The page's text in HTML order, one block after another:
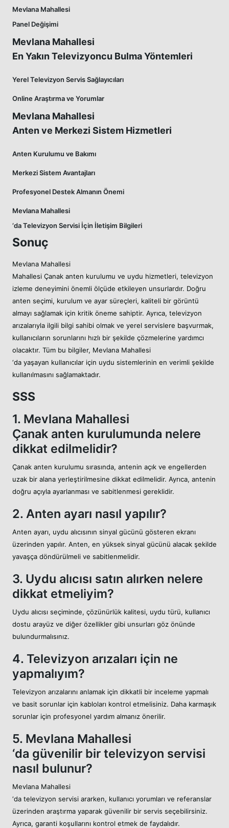
Mevlana Mahallesi
Panel Değişimi
Mevlana Mahallesi
En Yakın Televizyoncu Bulma Yöntemleri
Yerel Televizyon Servis Sağlayıcıları
Online Araştırma ve Yorumlar
Mevlana Mahallesi
Anten ve Merkezi Sistem Hizmetleri
Anten Kurulumu ve Bakımı
Merkezi Sistem Avantajları
Profesyonel Destek Almanın Önemi
Mevlana Mahallesi
‘da Televizyon Servisi İçin İletişim Bilgileri
Sonuç
Mevlana Mahallesi
Mahallesi Çanak anten kurulumu ve uydu hizmetleri, televizyon
izleme deneyimini önemli ölçüde etkileyen unsurlardır. Doğru
anten seçimi, kurulum ve ayar süreçleri, kaliteli bir görüntü
almayı sağlamak için kritik öneme sahiptir. Ayrıca, televizyon
arızalarıyla ilgili bilgi sahibi olmak ve yerel servislere başvurmak,
kullanıcıların sorunlarını hızlı bir şekilde çözmelerine yardımcı
olacaktır. Tüm bu bilgiler, Mevlana Mahallesi
‘da yaşayan kullanıcılar için uydu sistemlerinin en verimli şekilde
kullanılmasını sağlamaktadır.
SSS
1. Mevlana Mahallesi
Çanak anten kurulumunda nelere
dikkat edilmelidir?
Çanak anten kurulumu sırasında, antenin açık ve engellerden
uzak bir alana yerleştirilmesine dikkat edilmelidir. Ayrıca, antenin
doğru açıyla ayarlanması ve sabitlenmesi gereklidir.
2. Anten ayarı nasıl yapılır?
Anten ayarı, uydu alıcısının sinyal gücünü gösteren ekranı
üzerinden yapılır. Anten, en yüksek sinyal gücünü alacak şekilde
yavaşça döndürülmeli ve sabitlenmelidir.
3. Uydu alıcısı satın alırken nelere
dikkat etmeliyim?
Uydu alıcısı seçiminde, çözünürlük kalitesi, uydu türü, kullanıcı
dostu arayüz ve diğer özellikler gibi unsurları göz önünde
bulundurmalısınız.
4. Televizyon arızaları için ne
yapmalıyım?
Televizyon arızalarını anlamak için dikkatli bir inceleme yapmalı
ve basit sorunlar için kabloları kontrol etmelisiniz. Daha karmaşık
sorunlar için profesyonel yardım almanız önerilir.
5. Mevlana Mahallesi
‘da güvenilir bir televizyon servisi
nasıl bulunur?
Mevlana Mahallesi
‘da televizyon servisi ararken, kullanıcı yorumları ve referanslar
üzerinden araştırma yaparak güvenilir bir servis seçebilirsiniz.
Ayrıca, garanti koşullarını kontrol etmek de faydalıdır.